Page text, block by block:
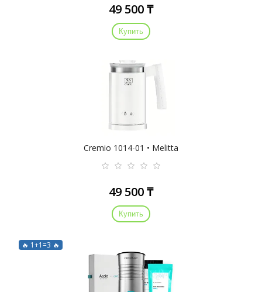
49 500 ₸
Купить
Cremio 1014-01 • Melitta
49 500 ₸
Купить
🔥 1+1=3 🔥